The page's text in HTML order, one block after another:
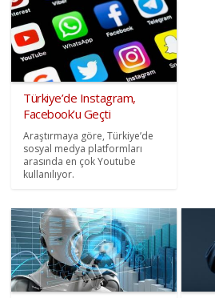
Türkiye’de Instagram,
Facebook’u Geçti
Araştırmaya göre, Türkiye’de
sosyal medya platformları
arasında en çok Youtube
kullanılıyor.